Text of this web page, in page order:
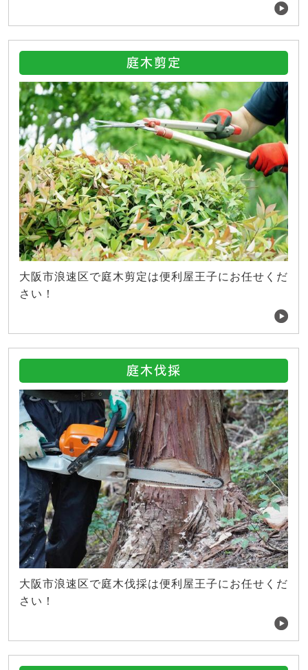
庭木剪定
大阪市浪速区で庭木剪定は便利屋王子にお任せくだ
さい！
庭木伐採
大阪市浪速区で庭木伐採は便利屋王子にお任せくだ
さい！